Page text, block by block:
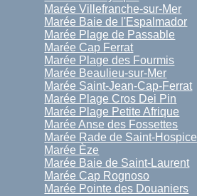
Marée Villefranche-sur-Mer
Marée Baie de l'Espalmador
Marée Plage de Passable
Marée Cap Ferrat
Marée Plage des Fourmis
Marée Beaulieu-sur-Mer
Marée Saint-Jean-Cap-Ferrat
Marée Plage Cros Dei Pin
Marée Plage Petite Afrique
Marée Anse des Fossettes
Marée Rade de Saint-Hospice
Marée Èze
Marée Baie de Saint-Laurent
Marée Cap Rognoso
Marée Pointe des Douaniers